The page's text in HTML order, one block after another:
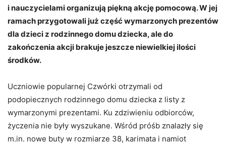
i nauczycielami organizują piękną akcję pomocową. W jej
ramach przygotowali już część wymarzonych prezentów
dla dzieci z rodzinnego domu dziecka, ale do
zakończenia akcji brakuje jeszcze niewielkiej ilości
środków.
Uczniowie popularnej Czwórki otrzymali od
podopiecznych rodzinnego domu dziecka z listy z
wymarzonymi prezentami. Ku zdziwieniu odbiorców,
życzenia nie były wyszukane. Wśród próśb znalazły się
m.in. nowe buty w rozmiarze 38, karimata i namiot